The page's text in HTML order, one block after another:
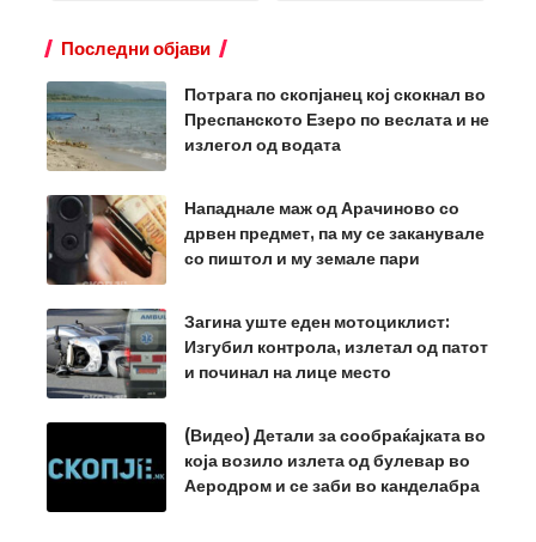
Последни објави
Потрага по скопјанец кој скокнал во
Преспанското Езеро по веслата и не
излегол од водата
Нападнале маж од Арачиново со
дрвен предмет, па му се заканувале
со пиштол и му земале пари
Загина уште еден мотоциклист:
Изгубил контрола, излетал од патот
и починал на лице место
(Видео) Детали за сообраќајката во
која возило излета од булевар во
Аеродром и се заби во канделабра